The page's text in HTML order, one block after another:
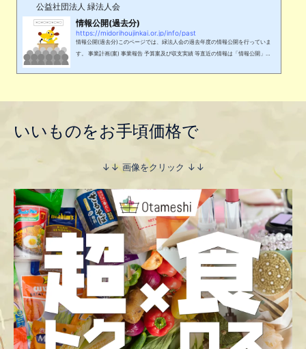
公益社団法人 緑法人会
情報公開(過去分)
https://midorihoujinkai.or.jp/info/past
情報公開(過去分)このページでは、緑法人会の過去年度の情報公開を行っていま
す。 事業計画(案) 事業報告 予算案及び収支実績 等直近の情報は「情報公開」ペ
いいものをお手頃価格で
↓↓ 画像をクリック ↓↓